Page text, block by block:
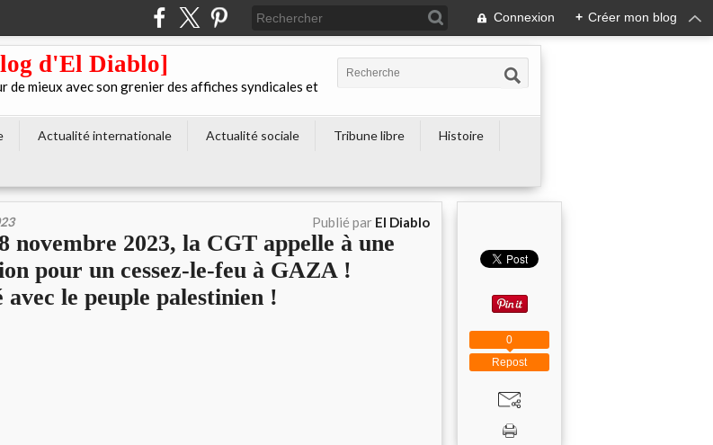
Connexion + Créer mon blog
d'El Diablo]
de mieux avec son grenier des affiches syndicales et
Actualité internationale Actualité sociale Tribune libre
Histoire
Publié par El Diablo
novembre 2023, la CGT appelle à une
pour un cessez-le-feu à GAZA !
le peuple palestinien !
Repost
0